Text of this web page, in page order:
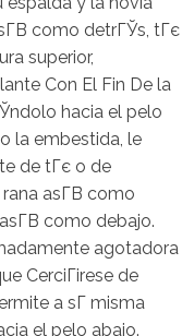
como detrГЎs, tГє
superior,
Con El Fin De la
hacia el pelo
la embestida, le
de tГє o de
rana asГ­В­ como
como debajo.
agotadora
CerciГіrese de
a sГ­ misma
el pelo abajo.